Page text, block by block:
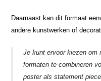
Daarnaast kan dit formaat
andere kunstwerken of
Je kunt ervoor kiezen om
formaten te combineren
poster als statement